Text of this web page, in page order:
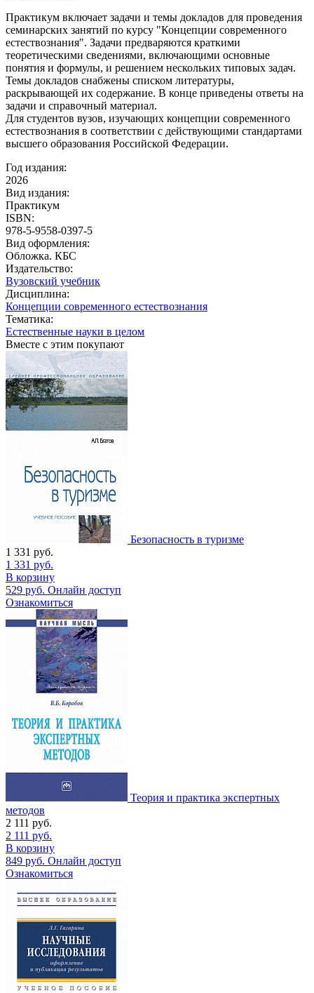
Практикум включает задачи и темы докладов для проведения
семинарских занятий по курсу "Концепции современного
естествознания". Задачи предваряются краткими
теоретическими сведениями, включающими основные
понятия и формулы, и решением нескольких типовых задач.
Темы докладов снабжены списком литературы,
раскрывающей их содержание. В конце приведены ответы на
задачи и справочный материал.
Для студентов вузов, изучающих концепции современного
естествознания в соответствии с действующими стандартами
высшего образования Российской Федерации.
Год издания:
2026
Вид издания:
Практикум
ISBN:
978-5-9558-0397-5
Вид оформления:
Обложка. КБС
Издательство:
Вузовский учебник
Дисциплина:
Концепции современного естествознания
Тематика:
Естественные науки в целом
Вместе с этим покупают
Безопасность в туризме
1 331 руб.
1 331 руб.
В корзину
529 руб. Онлайн доступ
Ознакомиться
Теория и практика экспертных
методов
2 111 руб.
2 111 руб.
В корзину
849 руб. Онлайн доступ
Ознакомиться